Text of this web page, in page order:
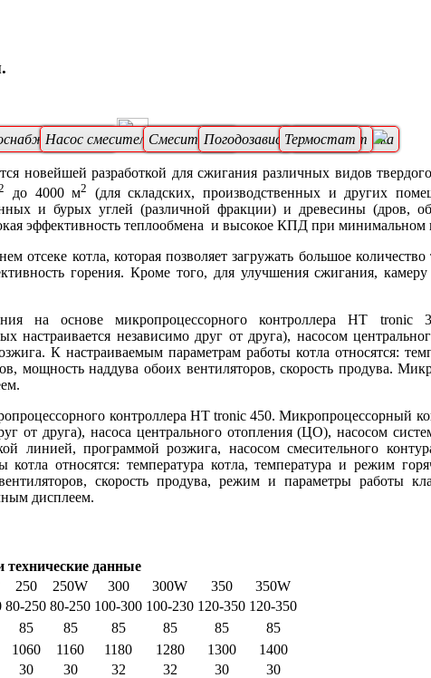
(ГВС)
Насос смесительного клапана
Смесительный клапан
Погодозависимая автоматика
Термостат
Термостат
новейшей разработкой для сжигания различных видов
до 4000 м2
(для складских, производственных и других
и бурых углей (различной фракции) и древесины (дров,
эффективность теплообмена и высокое КПД при минимальном
отсеке котла, которая позволяет загружать большое
горения. Кроме того, для улучшения сжигания,
на основе микропроцессорного контроллера HT
настраивается независимо друг от друга), насосом
К настраиваемым параметрам работы котла относятся:
мощность наддува обоих вентиляторов, скорость продува.
контроллера HT tronic 450. Микропроцессорный
от друга), насоса центрального отопления (ЦО), насосом
линией, программой розжига, насосом смесительного
относятся: температура котла, температура и режим
скорость продува, режим и параметры работы
дисплеем.
данные
250 250W 300 300W 350
350W
80-250 80-250 100-300 100-230 120-350 120-350
85 85 85 85 85
85
1060 1160 1180 1280 1300
1400
30 30 32 32 30
30